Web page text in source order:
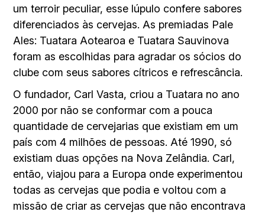
um terroir peculiar, esse lúpulo confere sabores
diferenciados às cervejas. As premiadas Pale
Ales: Tuatara Aotearoa e Tuatara Sauvinova
foram as escolhidas para agradar os sócios do
clube com seus sabores cítricos e refrescância.
O fundador, Carl Vasta, criou a Tuatara no ano
2000 por não se conformar com a pouca
quantidade de cervejarias que existiam em um
país com 4 milhões de pessoas. Até 1990, só
existiam duas opções na Nova Zelândia. Carl,
então, viajou para a Europa onde experimentou
todas as cervejas que podia e voltou com a
missão de criar as cervejas que não encontrava